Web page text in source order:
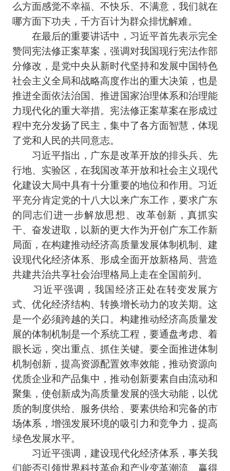
么方面感觉不幸福、不快乐、不满意，我们就在
哪方面下功夫，千方百计为群众排忧解难。
在最后的重要讲话中，习近平首先表示完全
赞同宪法修正案草案，强调对我国现行宪法作部
分修改，是党中央从新时代坚持和发展中国特色
社会主义全局和战略高度作出的重大决策，也是
推进全面依法治国、推进国家治理体系和治理能
力现代化的重大举措。宪法修正案草案在形成过
程中充分发扬了民主，集中了各方面智慧，体现
了党和人民的共同意志。
习近平指出，广东是改革开放的排头兵、先
行地、实验区，在我国改革开放和社会主义现代
化建设大局中具有十分重要的地位和作用。习近
平充分肯定党的十八大以来广东工作，要求广东
的同志们进一步解放思想、改革创新，真抓实
干、奋发进取，以新的更大作为开创广东工作新
局面，在构建推动经济高质量发展体制机制、建
设现代化经济体系、形成全面开放新格局、营造
共建共治共享社会治理格局上走在全国前列。
习近平强调，我国经济正处在转变发展方
式、优化经济结构、转换增长动力的攻关期。这
是一个必须跨越的关口。构建推动经济高质量发
展的体制机制是一个系统工程，要通盘考虑、着
眼长远，突出重点、抓住关键。要全面推进体制
机制创新，提高资源配置效率效能，推动资源向
优质企业和产品集中，推动创新要素自由流动和
聚集，使创新成为高质量发展的强大动能，以优
质的制度供给、服务供给、要素供给和完备的市
场体系，增强发展环境的吸引力和竞争力，提高
绿色发展水平。
习近平强调，建设现代化经济体系，事关我
们能否引领世界科技革命和产业变革潮流、赢得